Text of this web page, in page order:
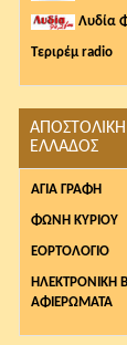
Λυδία
Τεριρέμ radio
ΑΠΟΣΤΟΛΙΚΗ
ΕΛΛΑΔΟΣ
AΓΙΑ ΓΡΑΦΗ
ΦΩΝΗ ΚΥΡΙΟΥ
ΕΟΡΤΟΛΟΓΙΟ
ΗΛΕΚΤΡΟΝΙΚΗ
ΑΦΙΕΡΩΜΑΤΑ